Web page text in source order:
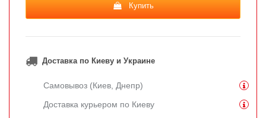
Купить
Доставка по Киеву и Украине
Самовывоз (Киев, Днепр)
Доставка курьером по Киеву